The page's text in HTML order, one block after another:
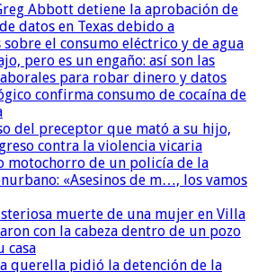
Abbott detiene la aprobación de
datos en Texas debido a
el consumo eléctrico y de agua
pero es un engaño: así son las
para robar dinero y datos
confirma consumo de cocaína de
del preceptor que mató a su hijo,
contra la violencia vicaria
motochorro de un policía de la
«Asesinos de m…, los vamos
muerte de una mujer en Villa
con la cabeza dentro de un pozo
casa
querella pidió la detención de la